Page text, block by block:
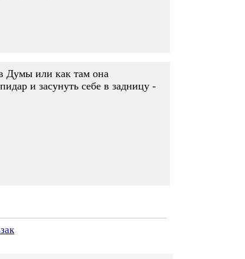
Думы или как там она
и засунуть себе в задницу -